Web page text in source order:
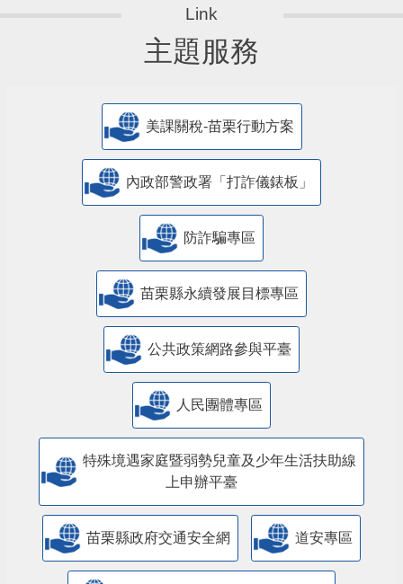
主題服務
美課關稅-苗栗行動方案
內政部警政署「打詐儀錶板」
防詐騙專區
苗栗縣永續發展目標專區
公共政策網路參與平臺
人民團體專區
特殊境遇家庭暨弱勢兒童及少年生活扶助線
上申辦平臺
苗栗縣政府交通安全網 道安專區